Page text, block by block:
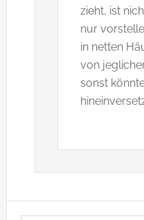
zieht, ist
nur
in netten
von
sonst
Seitenspalte